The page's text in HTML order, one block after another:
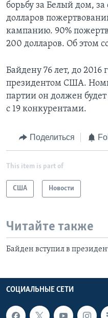
борьбу за Белый дом, за
долларов
кампанию. 90%
200 долларов. Об этом
Байдену 76 лет, до 2016
президентом США.
партии он должен
с 19 конкурентами.
Поделиться
This item is part of
США Новости
Читайте также
Байден вступил в
СОЦИАЛЬНЫЕ СЕТИ